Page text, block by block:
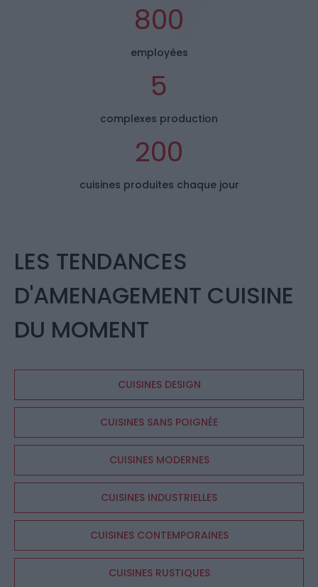
800
employées
5
complexes production
200
cuisines produites chaque jour
LES TENDANCES
D'AMENAGEMENT CUISINE
DU MOMENT
CUISINES DESIGN
CUISINES SANS POIGNÉE
CUISINES MODERNES
CUISINES INDUSTRIELLES
CUISINES CONTEMPORAINES
CUISINES RUSTIQUES